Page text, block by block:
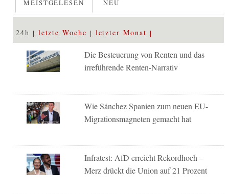
MEISTGELESEN NEU
24h letzte Woche letzter Monat
Die Besteuerung von Renten und das
irreführende Renten-Narrativ
Wie Sánchez Spanien zum neuen EU-
Migrationsmagneten gemacht hat
Infratest: AfD erreicht Rekordhoch –
Merz drückt die Union auf 21 Prozent